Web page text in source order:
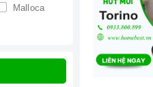
Malloca